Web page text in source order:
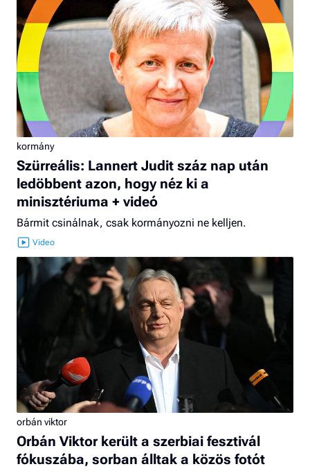
kormány
Szürreális: Lannert Judit száz nap után
ledöbbent azon, hogy néz ki a
minisztériuma + videó
Bármit csinálnak, csak kormányozni ne kelljen.
orbán viktor
Orbán Viktor került a szerbiai fesztivál
fókuszába, sorban álltak a közös fotót